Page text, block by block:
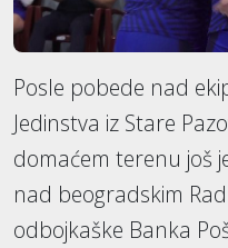
Posle pobede nad
Jedinstva iz Stare
domaćem terenu još
nad beogradskim
odbojkaške Banka